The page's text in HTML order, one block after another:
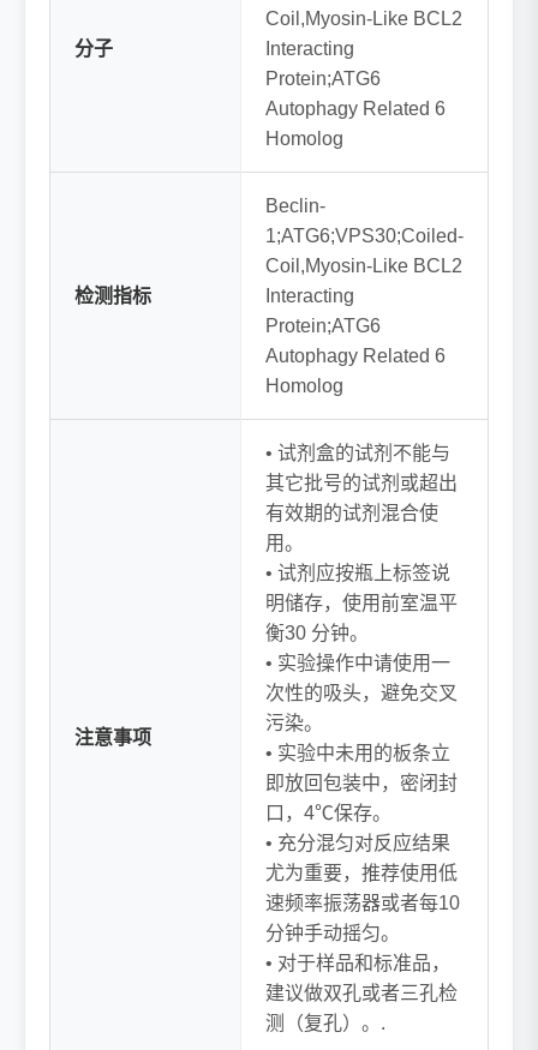
分子
Coil,Myosin-Like BCL2
Interacting
Protein;ATG6
Autophagy Related 6
Homolog
检测指标
Beclin-
1;ATG6;VPS30;Coiled-
Coil,Myosin-Like BCL2
Interacting
Protein;ATG6
Autophagy Related 6
Homolog
注意事项
• 试剂盒的试剂不能与
其它批号的试剂或超出
有效期的试剂混合使
用。
• 试剂应按瓶上标签说
明储存，使用前室温平
衡30 分钟。
• 实验操作中请使用一
次性的吸头，避免交叉
污染。
• 实验中未用的板条立
即放回包装中，密闭封
口，4℃保存。
• 充分混匀对反应结果
尤为重要，推荐使用低
速频率振荡器或者每10
分钟手动摇匀。
• 对于样品和标准品，
建议做双孔或者三孔检
测（复孔）。.